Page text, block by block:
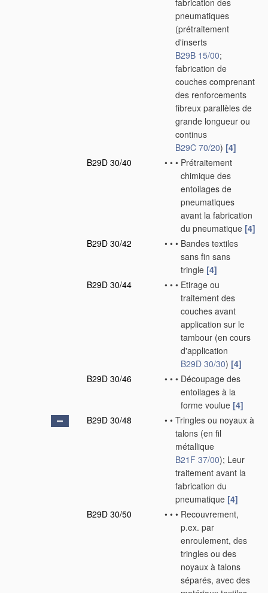
fabrication des
pneumatiques
(prétraitement
d'inserts
B29B 15/00;
fabrication de
couches comprenant
des renforcements
fibreux parallèles de
grande longueur ou
continus
B29C 70/20) [4]
B29D 30/40
• • • Prétraitement
chimique des
entoilages de
pneumatiques
avant la fabrication
du pneumatique [4]
B29D 30/42
• • • Bandes textiles
sans fin sans
tringle [4]
B29D 30/44
• • • Etirage ou
traitement des
couches avant
application sur le
tambour (en cours
d'application
B29D 30/30) [4]
B29D 30/46
• • • Découpage des
entoilages à la
forme voulue [4]
B29D 30/48
• • Tringles ou noyaux à
talons (en fil
métallique
B21F 37/00); Leur
traitement avant la
fabrication du
pneumatique [4]
B29D 30/50
• • • Recouvrement,
p.ex. par
enroulement, des
tringles ou des
noyaux à talons
séparés, avec des